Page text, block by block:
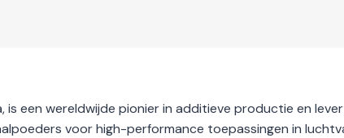
is een wereldwijde pionier in additieve productie en
voor high-performance toepassingen in